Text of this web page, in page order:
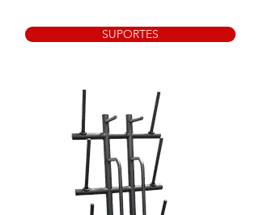
SUPORTES